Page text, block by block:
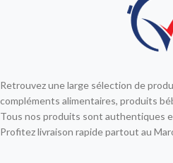
Retrouvez une large sélection de
compléments alimentaires, produits
Tous nos produits sont authentiques
Profitez livraison rapide partout au